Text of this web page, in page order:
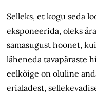
Selleks, et kogu seda
eksponeerida, oleks
samasugust hoonet,
läheneda tavapäraste
eelkõige on oluline
erialadest,